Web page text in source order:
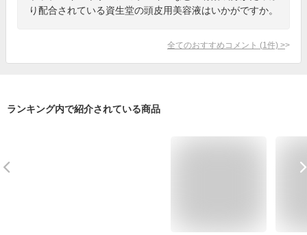
り配合されている資生堂の頭皮用美容液はいかがですか。
全てのおすすめコメント (1 件) >
ランキング内で紹介されている商品